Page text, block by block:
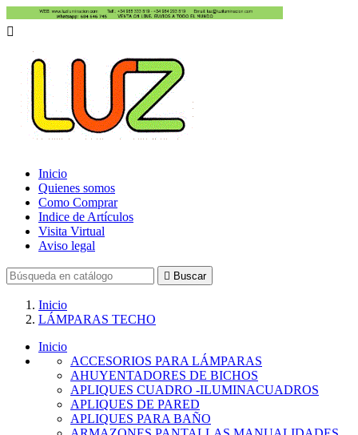

Inicio
Quienes somos
Como Comprar
Indice de Artículos
Visita Virtual
Aviso legal
 Buscar
Inicio
LÁMPARAS TECHO
Inicio
ACCESORIOS PARA LÁMPARAS
AHUYENTADORES DE BICHOS
APLIQUES CUADRO -ILUMINACUADROS
APLIQUES DE PARED
APLIQUES PARA BAÑO